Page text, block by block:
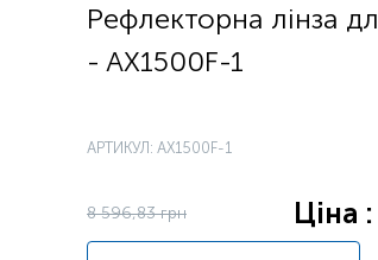
Рефлекторна лінза
- AX1500F-1
АРТИКУЛ: AX1500F-1
8 596,83 грн Ціна